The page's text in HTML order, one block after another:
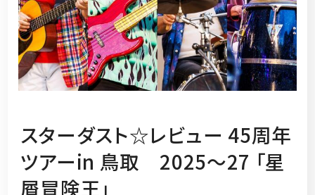
スターダスト☆レビュー 45周年
ツアーin 鳥取 2025～27 「星
屑冒険王」